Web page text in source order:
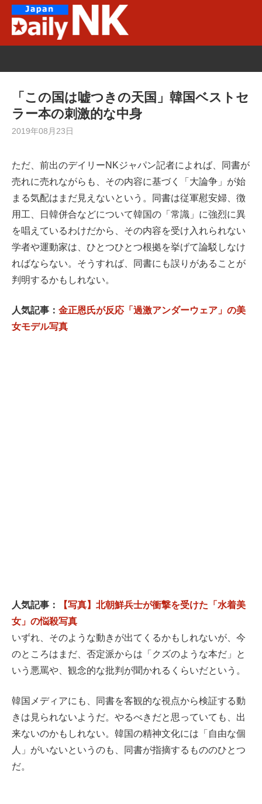
「この国は嘘つきの天国」韓国ベストセ
ラー本の刺激的な中身
2019年08月23日
ただ、前出のデイリーNKジャパン記者によれば、同書が
売れに売れながらも、その内容に基づく「大論争」が始
まる気配はまだ見えないという。同書は従軍慰安婦、徴
用工、日韓併合などについて韓国の「常識」に強烈に異
を唱えているわけだから、その内容を受け入れられない
学者や運動家は、ひとつひとつ根拠を挙げて論駁しなけ
ればならない。そうすれば、同書にも誤りがあることが
判明するかもしれない。
人気記事： 金正恩氏が反応「過激アンダーウェア」の美
女モデル写真
人気記事：
【写真】北朝鮮兵士が衝撃を受けた「水着美
女」の悩殺写真
いずれ、そのような動きが出てくるかもしれないが、今
のところはまだ、否定派からは「クズのような本だ」と
いう悪罵や、観念的な批判が聞かれるくらいだという。
韓国メディアにも、同書を客観的な視点から検証する動
きは見られないようだ。やるべきだと思っていても、出
来ないのかもしれない。韓国の精神文化には「自由な個
人」がいないというのも、同書が指摘するもののひとつ
だ。